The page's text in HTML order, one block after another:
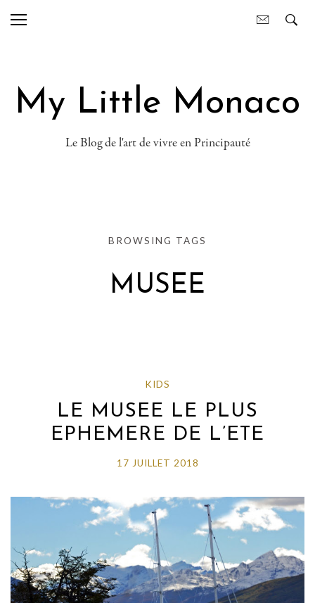
My Little Monaco
Le Blog de l'art de vivre en Principauté
BROWSING TAGS
MUSEE
KIDS
LE MUSEE LE PLUS
EPHEMERE DE L’ETE
17 JUILLET 2018